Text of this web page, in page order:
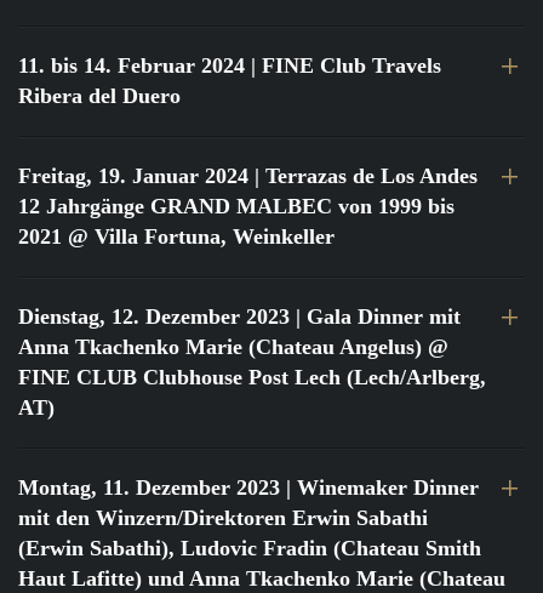
11. bis 14. Februar 2024 | FINE Club Travels
Ribera del Duero
Freitag, 19. Januar 2024 | Terrazas de Los Andes
12 Jahrgänge GRAND MALBEC von 1999 bis
2021 @ Villa Fortuna, Weinkeller
Dienstag, 12. Dezember 2023 | Gala Dinner mit
Anna Tkachenko Marie (Chateau Angelus) @
FINE CLUB Clubhouse Post Lech (Lech/Arlberg,
AT)
Montag, 11. Dezember 2023 | Winemaker Dinner
mit den Winzern/Direktoren Erwin Sabathi
(Erwin Sabathi), Ludovic Fradin (Chateau Smith
Haut Lafitte) und Anna Tkachenko Marie (Chateau